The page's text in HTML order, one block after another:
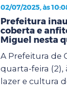
02/07/2025, às
Prefeitura
coberta e
Miguel nesta
A Prefeitura de
quarta-feira (2),
lazer e cultura